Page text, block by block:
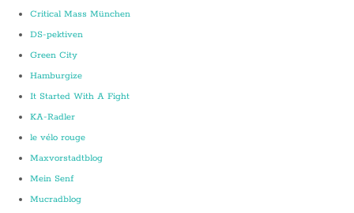
Critical Mass München
DS-pektiven
Green City
Hamburgize
It Started With A Fight
KA-Radler
le vélo rouge
Maxvorstadtblog
Mein Senf
Mucradblog